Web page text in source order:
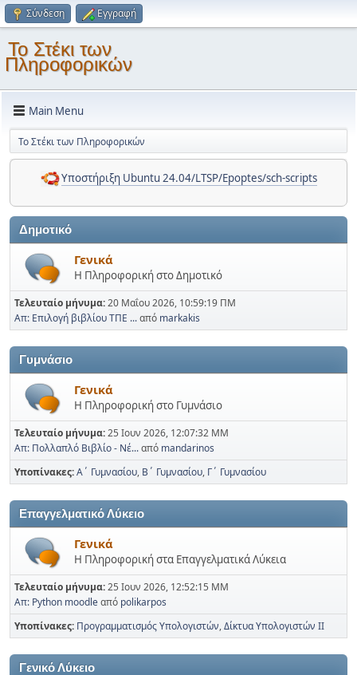
Σύνδεση Εγγραφή
Το Στέκι των
Πληροφορικών
Main Menu
Το Στέκι των Πληροφορικών
Υποστήριξη Ubuntu 24.04/LTSP/Epoptes/sch-scripts
Δημοτικό
Γενικά
Η Πληροφορική στο Δημοτικό
Τελευταίο μήνυμα:20 Μαΐου 2026, 10:59:19 ΠΜ
Απ: Επιλογή βιβλίου ΤΠΕ ...από markakis
Γυμνάσιο
Γενικά
Η Πληροφορική στο Γυμνάσιο
Τελευταίο μήνυμα:25 Ιουν 2026, 12:07:32 ΜΜ
Απ: Πολλαπλό Βιβλίο - Νέ...από mandarinos
Υποπίνακες Α΄ Γυμνασίου Β΄ Γυμνασίου Γ΄ Γυμνασίου
Επαγγελματικό Λύκειο
Γενικά
Η Πληροφορική στα Επαγγελματικά Λύκεια
Τελευταίο μήνυμα:25 Ιουν 2026, 12:52:15 ΜΜ
Απ: Python moodleαπό polikarpos
Υποπίνακες Προγραμματισμός Υπολογιστών Δίκτυα Υπολογιστών ΙΙ
Γενικό Λύκειο